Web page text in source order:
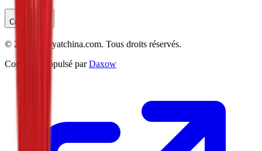
Contact
© 2026 Studyatchina.com. Tous droits réservés.
Conçu et Propulsé par Daxow